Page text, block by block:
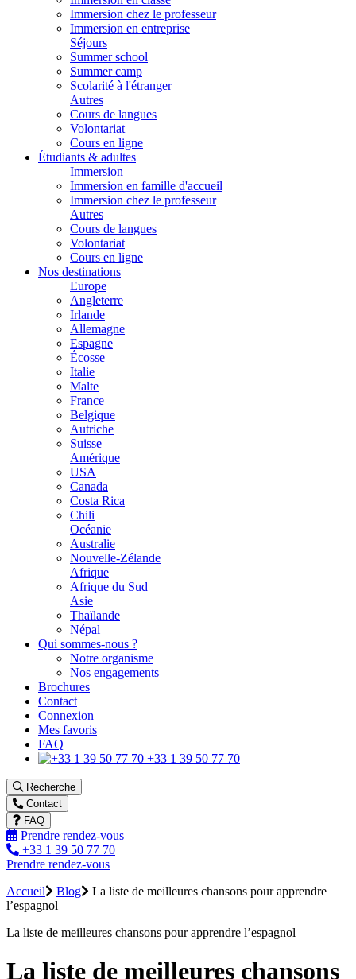
Immersion chez le professeur
Immersion en entreprise
Séjours
Summer school
Summer camp
Scolarité à l'étranger
Autres
Cours de langues
Volontariat
Cours en ligne
Étudiants & adultes
Immersion
Immersion en famille d'accueil
Immersion chez le professeur
Autres
Cours de langues
Volontariat
Cours en ligne
Nos destinations
Europe
Angleterre
Irlande
Allemagne
Espagne
Écosse
Italie
Malte
France
Belgique
Autriche
Suisse
Amérique
USA
Canada
Costa Rica
Chili
Océanie
Australie
Nouvelle-Zélande
Afrique
Afrique du Sud
Asie
Thaïlande
Népal
Qui sommes-nous ?
Notre organisme
Nos engagements
Brochures
Contact
Connexion
Mes favoris
FAQ
+33 1 39 50 77 70
Recherche
Contact
FAQ
Prendre rendez-vous
+33 1 39 50 77 70
Prendre rendez-vous
Accueil
Blog
La liste de meilleures chansons pour apprendre
l’espagnol
La liste de meilleures chansons pour apprendre l’espagnol
La liste de meilleures chansons